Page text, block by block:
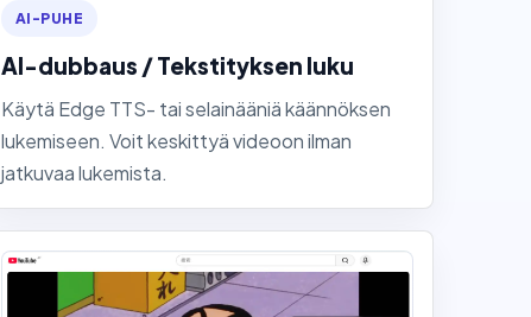
AI-PUHE
AI-dubbaus / Tekstityksen luku
Käytä Edge TTS- tai selainääniä käännöksen
lukemiseen. Voit keskittyä videoon ilman
jatkuvaa lukemista.